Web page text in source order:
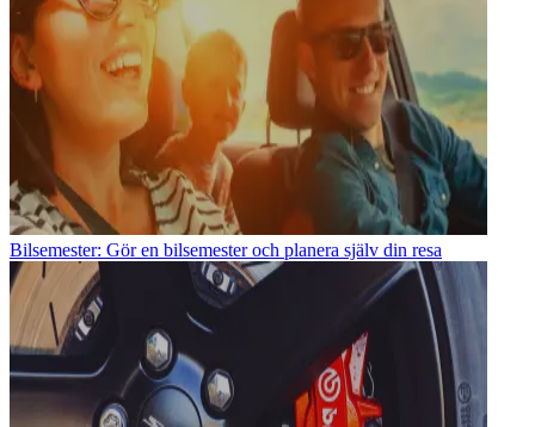
Bilsemester: Gör en bilsemester och planera själv din resa